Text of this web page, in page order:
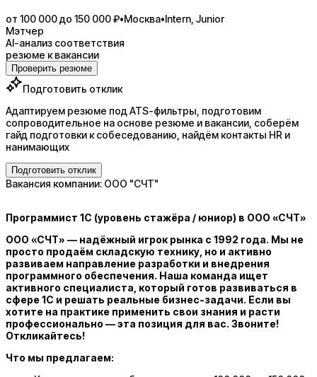
от 100 000 до 150 000 ₽•Москва•Intern, Junior
Мэтчер
AI-анализ соответствия
резюме к вакансии
Проверить резюме
Подготовить отклик
Адаптируем резюме под ATS-фильтры, подготовим
сопроводительное на основе резюме и вакансии, соберём
гайд подготовки к собеседованию, найдём контакты HR и
нанимающих
Подготовить отклик
Вакансия компании: ООО "СЧТ"
Программист 1С (уровень стажёра / юниор) в ООО «СЧТ»
ООО «СЧТ» — надёжный игрок рынка с 1992 года. Мы не
просто продаём складскую технику, но и активно
развиваем направление разработки и внедрения
программного обеспечения. Наша команда ищет
активного специалиста, который готов развиваться в
сфере 1С и решать реальные бизнес-задачи. Если вы
хотите на практике применить свои знания и расти
профессионально — эта позиция для вас. Звоните!
Откликайтесь!
Что мы предлагаем: